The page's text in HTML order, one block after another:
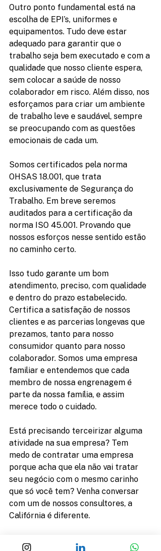
Outro ponto fundamental está na
escolha de EPI’s, uniformes e
equipamentos. Tudo deve estar
adequado para garantir que o
trabalho seja bem executado e com a
qualidade que nosso cliente espera,
sem colocar a saúde de nosso
colaborador em risco. Além disso, nos
esforçamos para criar um ambiente
de trabalho leve e saudável, sempre
se preocupando com as questões
emocionais de cada um.
Somos certificados pela norma
OHSAS 18.001, que trata
exclusivamente de Segurança do
Trabalho. Em breve seremos
auditados para a certificação da
norma ISO 45.001. Provando que
nossos esforços nesse sentido estão
no caminho certo.
Isso tudo garante um bom
atendimento, preciso, com qualidade
e dentro do prazo estabelecido.
Certifica a satisfação de nossos
clientes e as parcerias longevas que
prezamos, tanto para nosso
consumidor quanto para nosso
colaborador. Somos uma empresa
familiar e entendemos que cada
membro de nossa engrenagem é
parte da nossa família, e assim
merece todo o cuidado.
Está precisando terceirizar alguma
atividade na sua empresa? Tem
medo de contratar uma empresa
porque acha que ela não vai tratar
seu negócio com o mesmo carinho
que só você tem? Venha conversar
com um de nossos consultores, a
Califórnia é diferente.